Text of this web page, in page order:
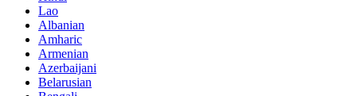
Lao
Albanian
Amharic
Armenian
Azerbaijani
Belarusian